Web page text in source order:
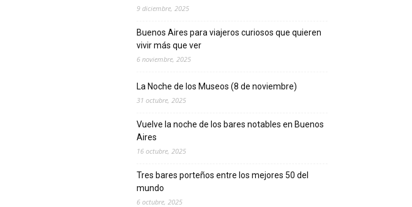
9 diciembre, 2025
Buenos Aires para viajeros curiosos que quieren
vivir más que ver
6 noviembre, 2025
La Noche de los Museos (8 de noviembre)
31 octubre, 2025
Vuelve la noche de los bares notables en Buenos
Aires
16 octubre, 2025
Tres bares porteños entre los mejores 50 del
mundo
6 octubre, 2025